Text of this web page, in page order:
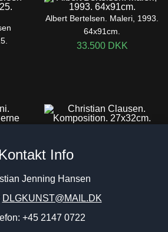
Albert Bertelsen. Maleri, 1993.
64x91cm.
33.500 DKK
Kontakt Info
Jenning Hansen
DLGKUNST@MAIL.DK
+45 2147 0722